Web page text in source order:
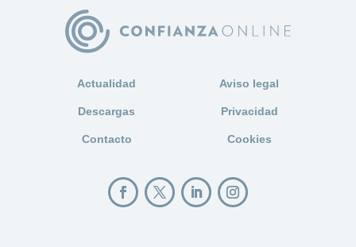
Actualidad
Descargas
Contacto
Aviso legal
Privacidad
Cookies